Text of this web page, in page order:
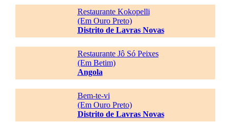
Restaurante Kokopelli
(Em Ouro Preto)
Distrito de Lavras Novas
Restaurante Jô Só Peixes
(Em Betim)
Angola
Bem-te-vi
(Em Ouro Preto)
Distrito de Lavras Novas